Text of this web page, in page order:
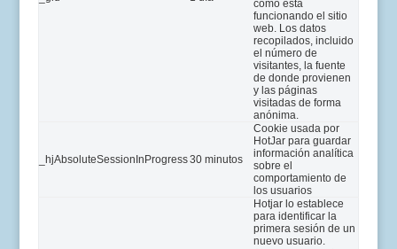
cómo está
funcionando el sitio
web. Los datos
recopilados, incluido
el número de
visitantes, la fuente
de donde provienen
y las páginas
visitadas de forma
anónima.
_hjAbsoluteSessionInProgress30 minutos
Cookie usada por
HotJar para guardar
información analítica
sobre el
comportamiento de
los usuarios
Hotjar lo establece
para identificar la
primera sesión de un
nuevo usuario.